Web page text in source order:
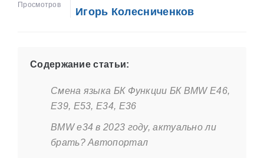
Просмотров
Игорь Колесниченков
Содержание статьи:
Смена языка БК Функции БК BMW E46,
E39, E53, E34, E36
BMW e34 в 2023 году, актуально ли
брать? Автопортал